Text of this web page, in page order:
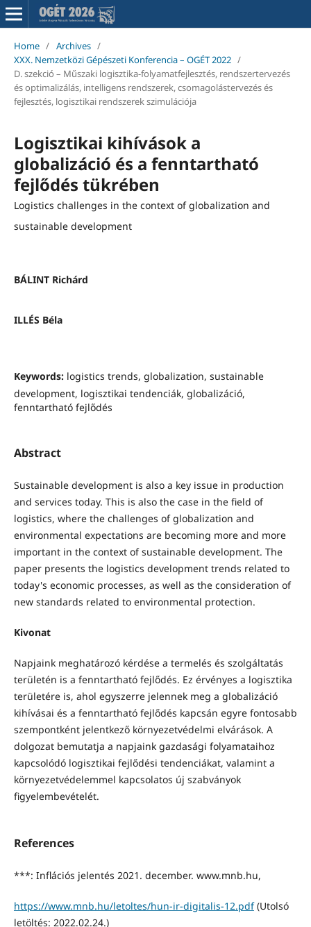
Home / Archives /
XXX. Nemzetközi Gépészeti Konferencia – OGÉT 2022 /
D. szekció – Műszaki logisztika-folyamatfejlesztés, rendszertervezés
és optimalizálás, intelligens rendszerek, csomagolástervezés és
fejlesztés, logisztikai rendszerek szimulációja
Logisztikai kihívások a
globalizáció és a fenntartható
fejlődés tükrében
Logistics challenges in the context of globalization and
sustainable development
BÁLINT Richárd
ILLÉS Béla
Keywords: logistics trends, globalization, sustainable
development, logisztikai tendenciák, globalizáció,
fenntartható fejlődés
Abstract
Sustainable development is also a key issue in production
and services today. This is also the case in the field of
logistics, where the challenges of globalization and
environmental expectations are becoming more and more
important in the context of sustainable development. The
paper presents the logistics development trends related to
today's economic processes, as well as the consideration of
new standards related to environmental protection.
Kivonat
Napjaink meghatározó kérdése a termelés és szolgáltatás
területén is a fenntartható fejlődés. Ez érvényes a logisztika
területére is, ahol egyszerre jelennek meg a globalizáció
kihívásai és a fenntartható fejlődés kapcsán egyre fontosabb
szempontként jelentkező környezetvédelmi elvárások. A
dolgozat bemutatja a napjaink gazdasági folyamataihoz
kapcsolódó logisztikai fejlődési tendenciákat, valamint a
környezetvédelemmel kapcsolatos új szabványok
figyelembevételét.
References
***: Inflációs jelentés 2021. december. www.mnb.hu,
https://www.mnb.hu/letoltes/hun-ir-digitalis-12.pdf(Utolsó
letöltés: 2022.02.24.)